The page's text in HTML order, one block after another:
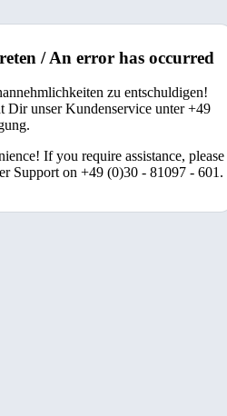
/ An error has occurred
zu entschuldigen!
Dir unser Kundenservice unter +49
If you require assistance, please
Support on +49 (0)30 - 81097 - 601.